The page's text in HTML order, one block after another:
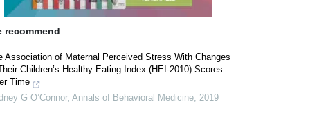
recommend
Association of Maternal Perceived Stress With Changes
Children’s Healthy Eating Index (HEI-2010) Scores
Time
G O’Connor, Annals of Behavioral Medicine, 2019